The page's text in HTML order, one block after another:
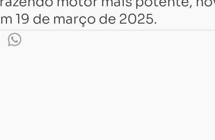
19 de março de 2025.